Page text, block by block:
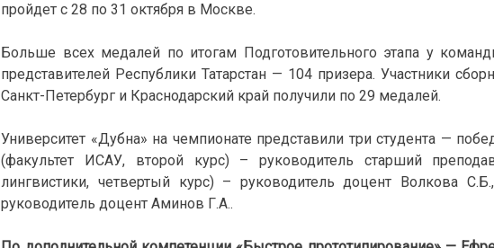
пройдет с 28 по 31 октября в Москве.
Больше всех медалей по итогам Подготовительного этапа у
представителей Республики Татарстан — 104 призера. Участники
Санкт-Петербург и Краснодарский край получили по 29 медалей.
Университет «Дубна» на чемпионате представили три студента —
(факультет ИСАУ, второй курс) – руководитель старший
лингвистики, четвертый курс) – руководитель доцент Волкова
руководитель доцент Аминов Г.А..